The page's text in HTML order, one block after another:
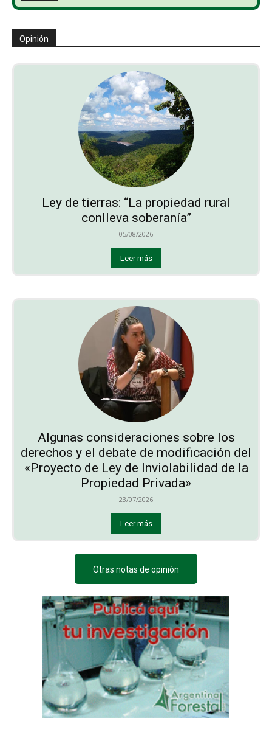
Opinión
Ley de tierras: “La propiedad rural
conlleva soberanía”
05/08/2026
Leer más
Algunas consideraciones sobre los
derechos y el debate de modificación del
«Proyecto de Ley de Inviolabilidad de la
Propiedad Privada»
23/07/2026
Leer más
Otras notas de opinión